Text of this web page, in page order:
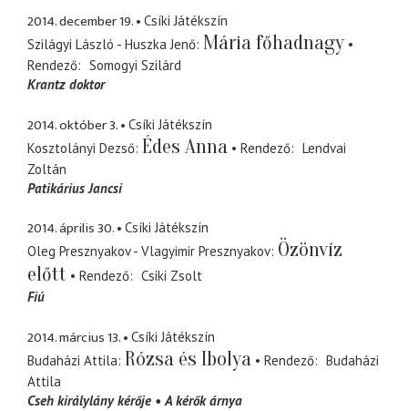
2014. december 19.
Csíki Játékszín
Szilágyi László - Huszka Jenő Mária főhadnagy
Rendező
Somogyi Szilárd
Krantz doktor
2014. október 3.
Csíki Játékszín
Kosztolányi Dezső Édes Anna Rendező
Lendvai
Zoltán
Patikárius Jancsi
2014. április 30.
Csíki Játékszín
Oleg Presznyakov - Vlagyimir Presznyakov Özönvíz
előtt
Rendező
Csiki Zsolt
Fiú
2014. március 13.
Csíki Játékszín
Budaházi Attila Rózsa és Ibolya Rendező
Budaházi
Attila
Cseh királylány kérője
A kérők árnya